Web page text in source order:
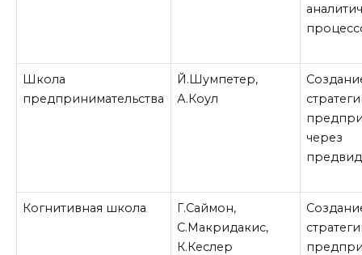
Школа
предпринимательства
Й.Шумпетер,
А.Коул
через
Когнитивная школа
Г.Саймон,
С.Макридакис,
К.Кеслер